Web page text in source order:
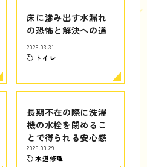
床に滲み出す水漏れ
の恐怖と解決への道
2026.03.31
トイレ
長期不在の際に洗濯
機の水栓を閉めるこ
とで得られる安心感
2026.03.29
水道修理